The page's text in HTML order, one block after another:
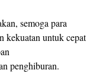
semoga para
kekuatan untuk cepat
penghiburan.